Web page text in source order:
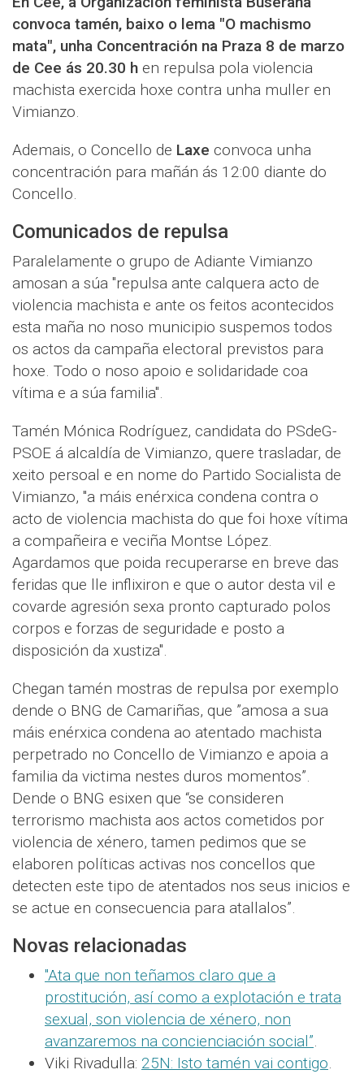
convoca tamén, baixo o lema "O machismo
mata", unha Concentración na Praza 8 de marzo
de Cee ás 20.30 h en repulsa pola violencia
machista exercida hoxe contra unha muller en
Vimianzo.
Ademais, o Concello de Laxe convoca unha
concentración para mañán ás 12:00 diante do
Concello.
Comunicados de repulsa
Paralelamente o grupo de Adiante Vimianzo
amosan a súa "repulsa ante calquera acto de
violencia machista e ante os feitos acontecidos
esta maña no noso municipio suspemos todos
os actos da campaña electoral previstos para
hoxe. Todo o noso apoio e solidaridade coa
vítima e a súa familia".
Tamén Mónica Rodríguez, candidata do PSdeG-
PSOE á alcaldía de Vimianzo, quere trasladar, de
xeito persoal e en nome do Partido Socialista de
Vimianzo, "a máis enérxica condena contra o
acto de violencia machista do que foi hoxe vítima
a compañeira e veciña Montse López.
Agardamos que poida recuperarse en breve das
feridas que lle inflixiron e que o autor desta vil e
covarde agresión sexa pronto capturado polos
corpos e forzas de seguridade e posto a
disposición da xustiza".
Chegan tamén mostras de repulsa por exemplo
dende o BNG de Camariñas, que ”amosa a sua
máis enérxica condena ao atentado machista
perpetrado no Concello de Vimianzo e apoia a
familia da victima nestes duros momentos”.
Dende o BNG esixen que “se consideren
terrorismo machista aos actos cometidos por
violencia de xénero, tamen pedimos que se
elaboren políticas activas nos concellos que
detecten este tipo de atentados nos seus inicios e
se actue en consecuencia para atallalos”.
Novas relacionadas
"Ata que non teñamos claro que a
prostitución, así como a explotación e trata
sexual, son violencia de xénero, non
avanzaremos na concienciación social”.
Viki Rivadulla: 25N: Isto tamén vai contigo.